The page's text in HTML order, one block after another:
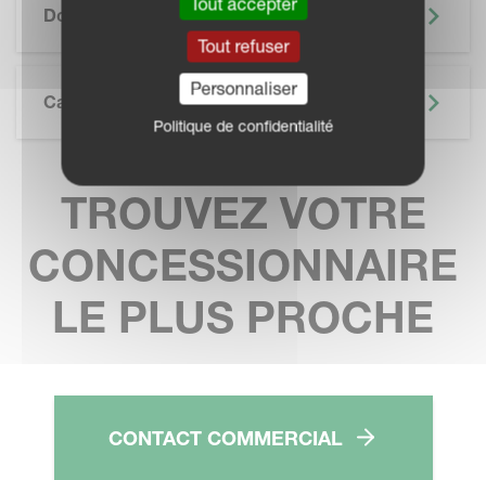
Documentation
Caractéristiques Techniques
TROUVEZ VOTRE
CONCESSIONNAIRE
LE PLUS PROCHE
CONTACT COMMERCIAL
Tout refuser
Personnaliser
Politique de confidentialité